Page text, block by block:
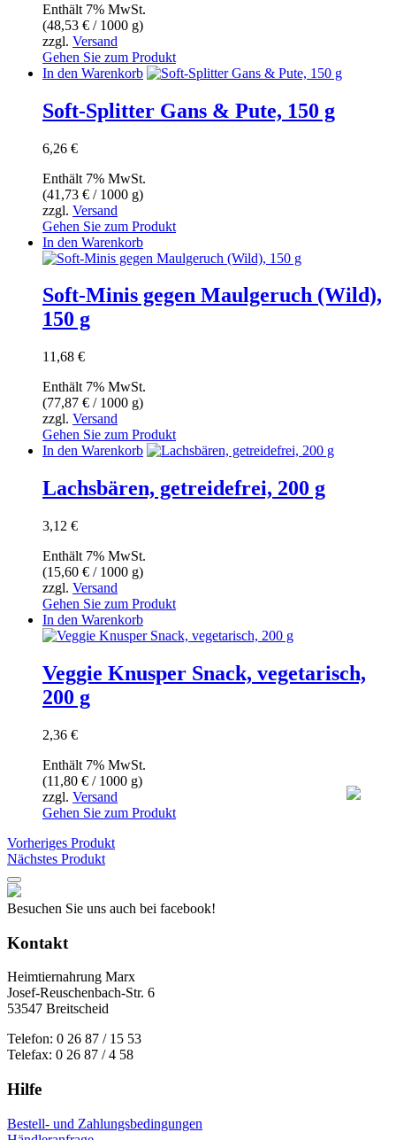
war:
8,28 €
ist:
7,28 €.
Enthält 7% MwSt.
(48,53 € / 1000 g)
zzgl. Versand
Gehen Sie zum Produkt
In den Warenkorb
Soft-Splitter Gans & Pute, 150 g
6,26 €
Enthält 7% MwSt.
(41,73 € / 1000 g)
zzgl. Versand
Gehen Sie zum Produkt
In den Warenkorb
Soft-Minis gegen Maulgeruch (Wild),
150 g
11,68 €
Enthält 7% MwSt.
(77,87 € / 1000 g)
zzgl. Versand
Gehen Sie zum Produkt
In den Warenkorb
Lachsbären, getreidefrei, 200 g
3,12 €
Enthält 7% MwSt.
(15,60 € / 1000 g)
zzgl. Versand
Gehen Sie zum Produkt
In den Warenkorb
Veggie Knusper Snack, vegetarisch,
200 g
2,36 €
Enthält 7% MwSt.
(11,80 € / 1000 g)
zzgl. Versand
Gehen Sie zum Produkt
Vorheriges Produkt
Nächstes Produkt
Besuchen Sie uns auch bei facebook!
Kontakt
Heimtiernahrung Marx
Josef-Reuschenbach-Str. 6
53547 Breitscheid
Telefon: 0 26 87 / 15 53
Telefax: 0 26 87 / 4 58
Hilfe
Bestell- und Zahlungsbedingungen